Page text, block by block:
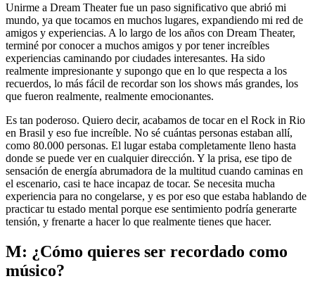
Unirme a Dream Theater fue un paso significativo que abrió mi
mundo, ya que tocamos en muchos lugares, expandiendo mi red de
amigos y experiencias. A lo largo de los años con Dream Theater,
terminé por conocer a muchos amigos y por tener increíbles
experiencias caminando por ciudades interesantes. Ha sido
realmente impresionante y supongo que en lo que respecta a los
recuerdos, lo más fácil de recordar son los shows más grandes, los
que fueron realmente, realmente emocionantes.
Es tan poderoso. Quiero decir, acabamos de tocar en el Rock in Rio
en Brasil y eso fue increíble. No sé cuántas personas estaban allí,
como 80.000 personas. El lugar estaba completamente lleno hasta
donde se puede ver en cualquier dirección. Y la prisa, ese tipo de
sensación de energía abrumadora de la multitud cuando caminas en
el escenario, casi te hace incapaz de tocar. Se necesita mucha
experiencia para no congelarse, y es por eso que estaba hablando de
practicar tu estado mental porque ese sentimiento podría generarte
tensión, y frenarte a hacer lo que realmente tienes que hacer.
M: ¿Cómo quieres ser recordado como
músico?